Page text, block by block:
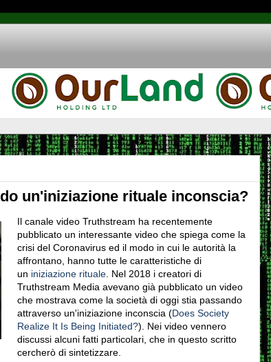
un'iniziazione rituale inconscia?
Il canale video Truthstream ha recentemente
pubblicato un interessante video che spiega come la
crisi del Coronavirus ed il modo in cui le autorità la
affrontano, hanno tutte le caratteristiche di
un iniziazione rituale. Nel 2018 i creatori di
Truthstream Media avevano già pubblicato un video
che mostrava come la società di oggi stia passando
attraverso un'iniziazione inconscia (Does Society
Realize It Is Being Initiated?). Nei video vennero
discussi alcuni fatti particolari, che in questo scritto
cercherò di sintetizzare.